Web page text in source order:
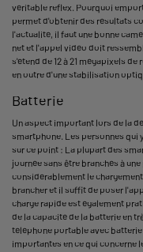
véritable reflex. Pourquoi
permet d'obtenir des résultats
l'actualité, il faut une bonne
net et l'appel vidéo doit
s'étend de 12 à 21 mégapixels
en outre d'une stabilisation
Batterie
Un aspect important lors de la
smartphone. Les personnes qui
sur ce point : La plupart des
journée sans être branchés à
considérablement le
brancher et il suffit de poser
charge rapide est également
de la capacité de la batterie en
téléphone portable avec
importantes en ce qui concerne